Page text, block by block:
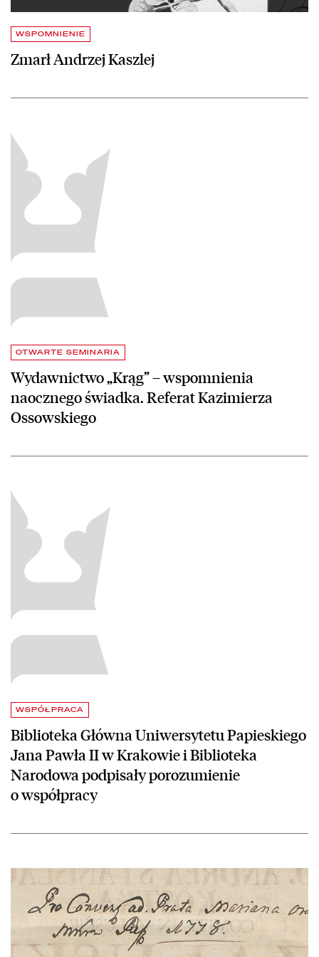
WSPOMNIENIE
Zmarł Andrzej Kaszlej
OTWARTE SEMINARIA
Wydawnictwo „Krąg” – wspomnienia
naocznego świadka. Referat Kazimierza
Ossowskiego
czytaj więcej o Wydawnictwo „Krąg” – wspomnienia naocznego
WSPÓŁPRACA
Biblioteka Główna Uniwersytetu Papieskiego
Jana Pawła II w Krakowie i Biblioteka
Narodowa podpisały porozumienie
o współpracy
czytaj więcej o Biblioteka Główna Uniwersytetu Papieskiego Jana
czytaj więcej o Stan badań nauki niemieckiej w obszarze